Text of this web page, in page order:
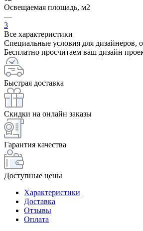
Освещаемая площадь, м2
—
3
Все характеристики
Специальные условия для дизайнеров,
Бесплатно просчитаем ваш дизайн
Быстрая доставка
Скидки на онлайн заказы
Гарантия качества
Доступные цены
Характеристики
Доставка
Отзывы
Оплата